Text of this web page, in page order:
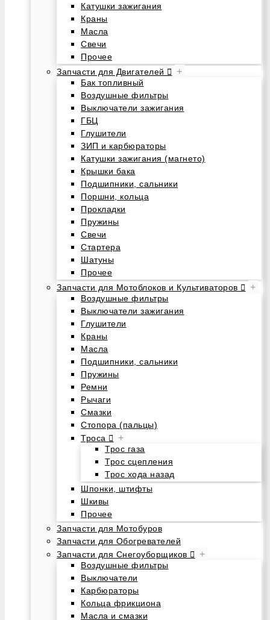
Катушки зажигания
Краны
Масла
Свечи
Прочее
Запчасти для Двигателей
+
Бак топливный
Воздушные фильтры
Выключатели зажигания
ГБЦ
Глушители
ЗИП и карбюраторы
Катушки зажигания (магнето)
Крышки бака
Подшипники, сальники
Поршни, кольца
Прокладки
Пружины
Свечи
Стартера
Шатуны
Прочее
Запчасти для Мотоблоков и Культиваторов
+
Воздушные фильтры
Выключатели зажигания
Глушители
Краны
Масла
Подшипники, сальники
Пружины
Ремни
Рычаги
Смазки
Стопора (пальцы)
Троса
+
Трос газа
Трос сцепления
Трос хода назад
Шпонки, штифты
Шкивы
Прочее
Запчасти для Мотобуров
Запчасти для Обогревателей
Запчасти для Снегоуборщиков
+
Воздушные фильтры
Выключатели
Карбюраторы
Кольца фрикциона
Масла и смазки